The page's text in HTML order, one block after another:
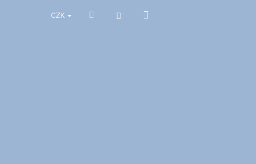
CZK Hledat Přihlášení